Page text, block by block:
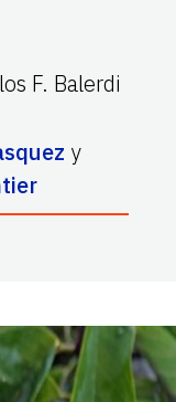
F. Balerdi
y